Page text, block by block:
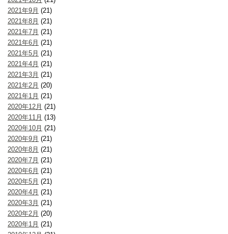
2021年9月 (21)
2021年8月 (21)
2021年7月 (21)
2021年6月 (21)
2021年5月 (21)
2021年4月 (21)
2021年3月 (21)
2021年2月 (20)
2021年1月 (21)
2020年12月 (21)
2020年11月 (13)
2020年10月 (21)
2020年9月 (21)
2020年8月 (21)
2020年7月 (21)
2020年6月 (21)
2020年5月 (21)
2020年4月 (21)
2020年3月 (21)
2020年2月 (20)
2020年1月 (21)